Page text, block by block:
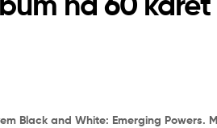
Black and White: Emerging